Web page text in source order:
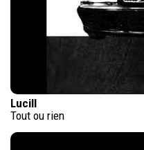
Lucill
Tout ou rien